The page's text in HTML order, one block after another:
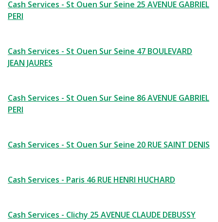
Cash Services - St Ouen Sur Seine 25 AVENUE GABRIEL
PERI
Cash Services - St Ouen Sur Seine 47 BOULEVARD
JEAN JAURES
Cash Services - St Ouen Sur Seine 86 AVENUE GABRIEL
PERI
Cash Services - St Ouen Sur Seine 20 RUE SAINT DENIS
Cash Services - Paris 46 RUE HENRI HUCHARD
Cash Services - Clichy 25 AVENUE CLAUDE DEBUSSY